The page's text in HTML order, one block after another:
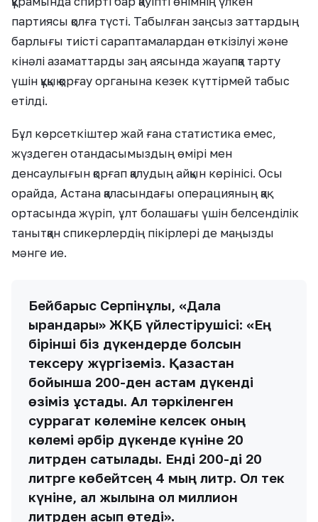
партиясы қолға түсті. Табылған заңсыз заттардың
барлығы тиісті сараптамалардан өткізілуі және
кінәлі азаматтарды заң аясында жауапқа тарту
үшін құқық қорғау органына кезек күттірмей табыс
етілді.
Бұл көрсеткіштер жай ғана статистика емес,
жүздеген отандасымыздың өмірі мен
денсаулығын қорғап қалудың айқын көрінісі. Осы
орайда, Астана қаласындағы операцияның қақ
ортасында жүріп, ұлт болашағы үшін белсенділік
танытқан спикерлердің пікірлері де маңызды
мәнге ие.
Бейбарыс Серпінұлы, «Дала
қырандары» ЖҚБ үйлестірушісі: «Ең
бірінші біз дүкендерде болсын
тексеру жүргіземіз. Қазақстан
бойынша 200-ден астам дүкенді
өзіміз ұстадық. Ал тәркіленген
суррагат көлеміне келсек оның
көлемі әрбір дүкенде күніне 20
литрден сатылады. Енді 200-ді 20
литрге көбейтсең 4 мың литр. Ол тек
күніне, ал жылына ол миллион
литрден асып өтеді».